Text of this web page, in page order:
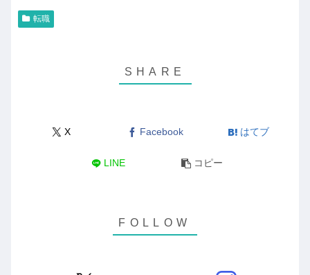
転職
X Facebook はてブ
LINE コピー